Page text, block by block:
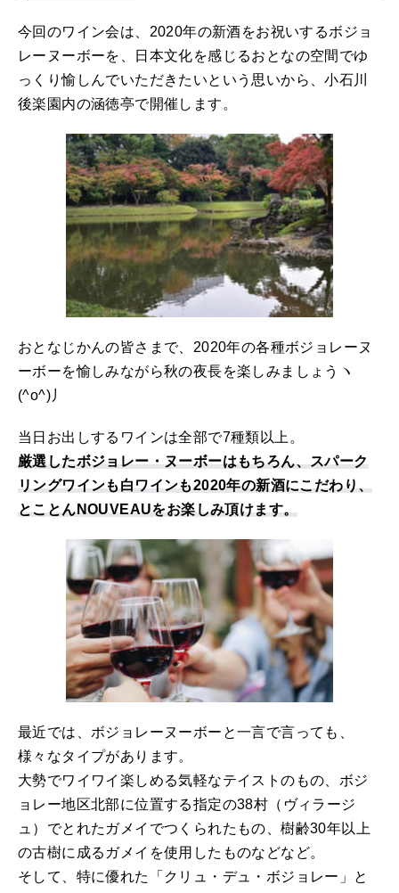
今回のワイン会は、2020年の新酒をお祝いするボジョ
レーヌーボーを、日本文化を感じるおとなの空間でゆ
っくり愉しんでいただきたいという思いから、小石川
後楽園内の涵徳亭で開催します。
おとなじかんの皆さまで、2020年の各種ボジョレーヌ
ーボーを愉しみながら秋の夜長を楽しみましょうヽ
(^o^)丿
当日お出しするワインは全部で7種類以上。
厳選したボジョレー・ヌーボーはもちろん、スパーク
リングワインも白ワインも2020年の新酒にこだわり、
とことんNOUVEAUをお楽しみ頂けます。
最近では、ボジョレーヌーボーと一言で言っても、
様々なタイプがあります。
大勢でワイワイ楽しめる気軽なテイストのもの、ボジ
ョレー地区北部に位置する指定の38村（ヴィラージ
ュ）でとれたガメイでつくられたもの、樹齢30年以上
の古樹に成るガメイを使用したものなどなど。
そして、特に優れた「クリュ・デュ・ボジョレー」と